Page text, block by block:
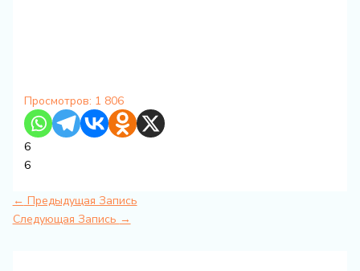
Просмотров: 1 806
6
6
← Предыдущая Запись
Следующая Запись →